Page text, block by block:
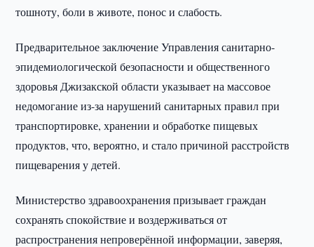
тошноту, боли в животе, понос и слабость.
Предварительное заключение Управления санитарно-
эпидемиологической безопасности и общественного
здоровья Джизакской области указывает на массовое
недомогание из-за нарушений санитарных правил при
транспортировке, хранении и обработке пищевых
продуктов, что, вероятно, и стало причиной расстройств
пищеварения у детей.
Министерство здравоохранения призывает граждан
сохранять спокойствие и воздерживаться от
распространения непроверённой информации, заверяя,